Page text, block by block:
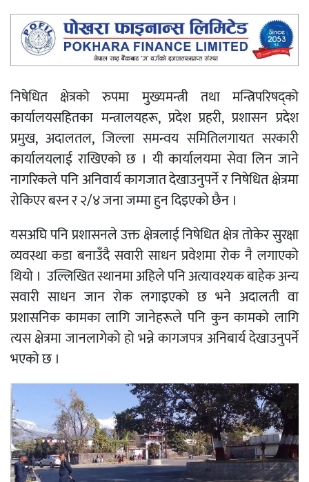
निषेधित क्षेत्रको रुपमा मुख्यमन्त्री तथा मन्त्रिपरिषद्को
कार्यालयसहितका मन्त्रालयहरू, प्रदेश प्रहरी, प्रशासन प्रदेश
प्रमुख, अदालतल, जिल्ला समन्वय समितिलगायत सरकारी
कार्यालयलाई राखिएको छ । यी कार्यालयमा सेवा लिन जाने
नागरिकले पनि अनिवार्य कागजात देखाउनुपर्ने र निषेधित क्षेत्रमा
रोकिएर बस्न र २/४ जना जम्मा हुन दिइएको छैन ।
यसअघि पनि प्रशासनले उक्त क्षेत्रलाई निषेधित क्षेत्र तोकेर सुरक्षा
व्यवस्था कडा बनाउँदै सवारी साधन प्रवेशमा रोक नै लगाएको
थियो । उल्लिखित स्थानमा अहिले पनि अत्यावश्यक बाहेक अन्य
सवारी साधन जान रोक लगाइएको छ भने अदालती वा
प्रशासनिक कामका लागि जानेहरूले पनि कुन कामको लागि
त्यस क्षेत्रमा जानलागेको हो भन्ने कागजपत्र अनिबार्य देखाउनुपर्ने
भएको छ ।